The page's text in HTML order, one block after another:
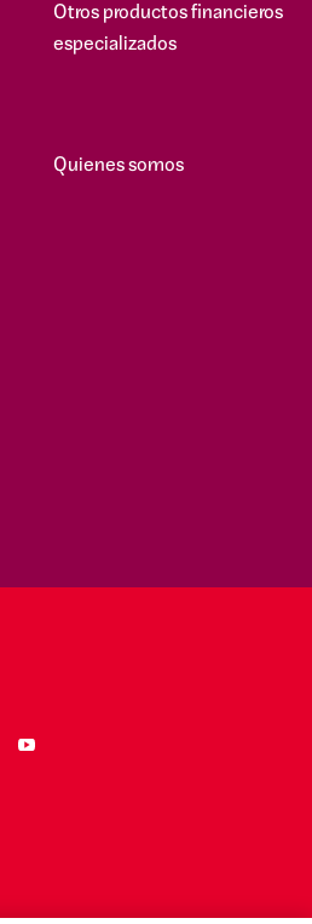
Otros productos financieros
especializados
Quienes somos